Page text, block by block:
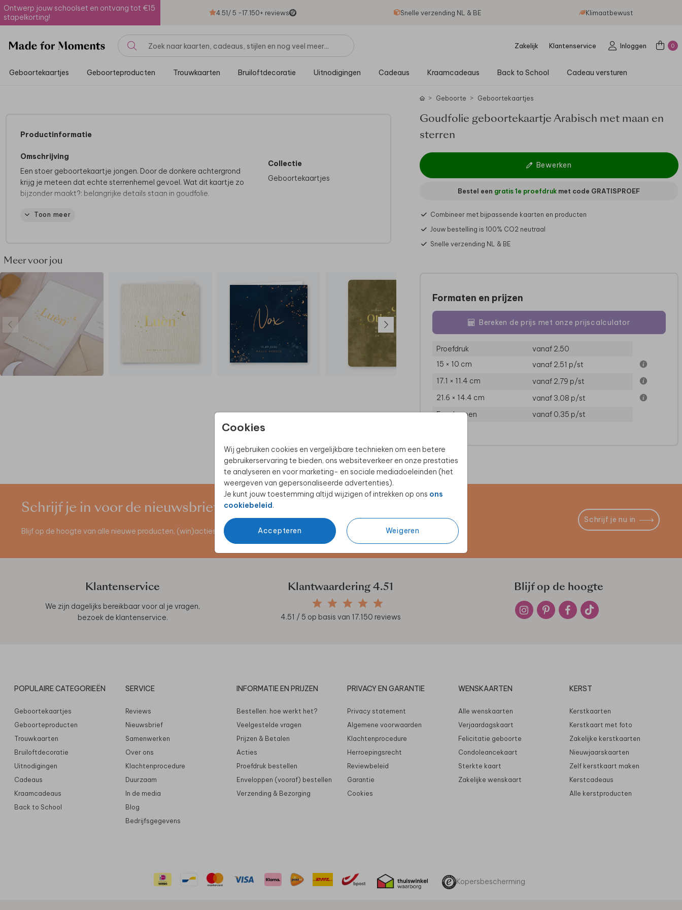
Ontwerp jouw schoolset en ontvang tot €15
stapelkorting!
4.51/ 5 -17.150+ reviews Snelle verzending NL & BE Klimaatbewust
Zakelijk Klantenservice Inloggen 0
Geboortekaartjes Geboorteproducten Trouwkaarten Bruiloftdecoratie Uitnodigingen Cadeaus Kraamcadeaus Back to School Cadeau versturen
Cookies
Wij gebruiken cookies en vergelijkbare technieken om een betere
gebruikerservaring te bieden, ons websiteverkeer en onze prestaties
te analyseren en voor marketing- en sociale mediadoeleinden (het
weergeven van gepersonaliseerde advertenties).
Je kunt jouw toestemming altijd wijzigen of intrekken op ons ons
cookiebeleid.
Accepteren Weigeren
Productinformatie
Omschrijving
Een stoer geboortekaartje jongen. Door de donkere achtergrond
krijg je meteen dat echte sterrenhemel gevoel. Wat dit kaartje zo
bijzonder maakt?: belangrijke details staan in goudfolie.
Tips van onze makers:
plakken met een
Hoe kondig jij de geboorte van de kleine aan? Vraag het
geboortekaartje ook als
ontwerp aan de hele buurt!
Toon meer
Collectie
Geboortekaartjes
Meer voor jou
Geboorte Geboortekaartjes
Goudfolie geboortekaartje Arabisch met maan en
sterren
Bewerken
Bestel een gratis 1e proefdruk met code GRATISPROEF
Combineer met bijpassende kaarten en producten
Jouw bestelling is 100% CO2 neutraal
Snelle verzending NL & BE
Formaten en prijzen
Bereken de prijs met onze prijscalculator
Proefdruk
vanaf 2,50
15 × 10 cm
vanaf 2,51 p/st
17.1 × 11.4 cm
vanaf 2,79 p/st
21.6 × 14.4 cm
vanaf 3,08 p/st
Enveloppen
vanaf 0,35 p/st
Schrijf je in voor de nieuwsbrief
Blijf op de hoogte van alle nieuwe producten, (win)acties en unieke samenwerkingen!
Schrijf je nu in
Klantenservice
We zijn dagelijks bereikbaar voor al je vragen,
bezoek de klantenservice.
Klantwaardering4.51
4.51 / 5 op basis van 17.150 reviews
Blijf op de hoogte
POPULAIRE CATEGORIEËN
Geboortekaartjes
Geboorteproducten
Trouwkaarten
Bruiloftdecoratie
Uitnodigingen
Cadeaus
Kraamcadeaus
Back to School
SERVICE
Reviews
Nieuwsbrief
Samenwerken
Over ons
Klachtenprocedure
Duurzaam
In de media
Blog
Bedrijfsgegevens
INFORMATIE EN PRIJZEN
Bestellen: hoe werkt het?
Veelgestelde vragen
Prijzen & Betalen
Acties
Proefdruk bestellen
Enveloppen (vooraf) bestellen
Verzending & Bezorging
PRIVACY EN GARANTIE
Privacy statement
Algemene voorwaarden
Klachtenprocedure
Herroepingsrecht
Reviewbeleid
Garantie
Cookies
WENSKAARTEN
Alle wenskaarten
Verjaardagskaart
Felicitatie geboorte
Condoleancekaart
Sterkte kaart
Zakelijke wenskaart
KERST
Kerstkaarten
Kerstkaart met foto
Zakelijke kerstkaarten
Nieuwjaarskaarten
Zelf kerstkaart maken
Kerstcadeaus
Alle kerstproducten
Kopersbescherming